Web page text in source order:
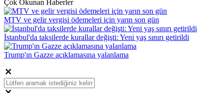
Çok Okunan Haberler
MTV ve gelir vergisi ödemeleri için yarın son gün
İstanbul'da taksilerde kurallar değişti: Yeni yaş sınırı getirildi
Trump'ın Gazze açıklamasına yalanlama